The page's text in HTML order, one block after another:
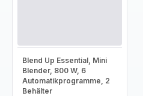
Blend Up Essential, Mini
Blender, 800 W, 6
Automatikprogramme, 2
Behälter